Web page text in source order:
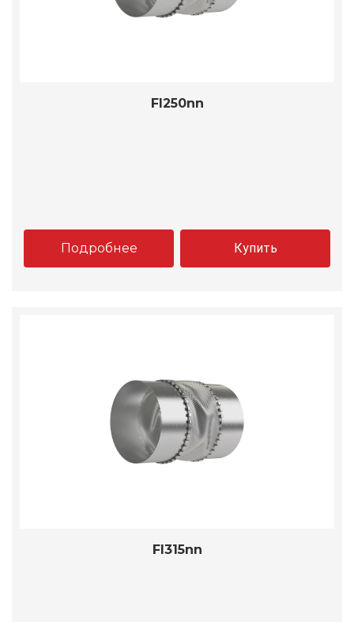
FI250nn
Подробнее Купить
FI315nn